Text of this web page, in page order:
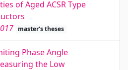
of Aged ACSR Type
master's theses
Phase Angle
the Low